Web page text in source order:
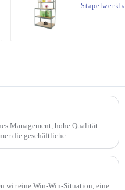
Management, hohe Qualität
die geschäftliche
wir eine Win-Win-Situation, eine